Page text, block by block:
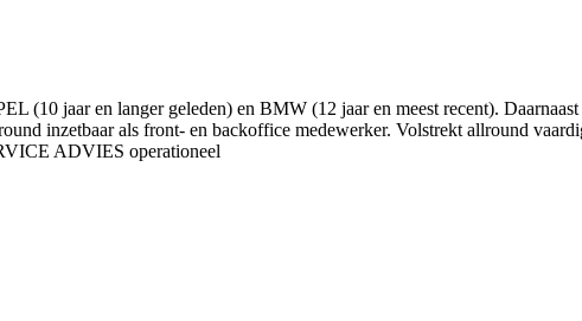
(10 jaar en langer geleden) en BMW (12 jaar en meest recent).
inzetbaar als front- en backoffice medewerker. Volstrekt allround
ADVIES operationeel